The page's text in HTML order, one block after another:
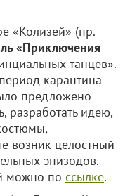
«Колизей» (пр.
«Приключения
танцев».
карантина
предложено
разработать идею,
возник целостный
эпизодов.
можно по ссылке.